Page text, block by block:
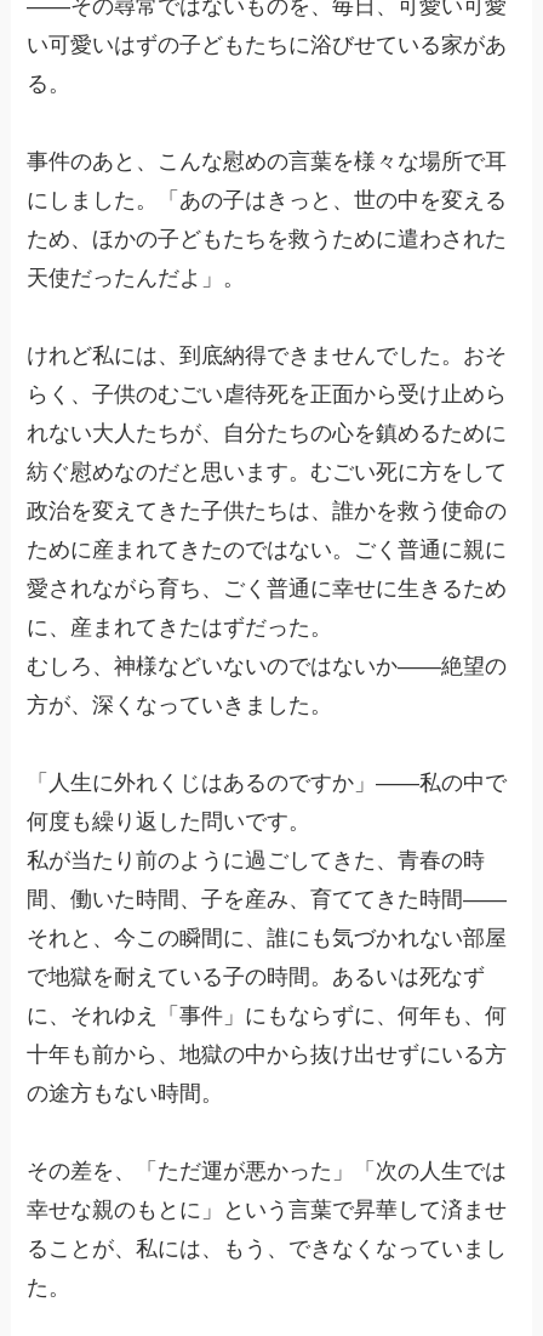
——その尋常ではないものを、毎日、可愛い可愛
い可愛いはずの子どもたちに浴びせている家があ
る。
事件のあと、こんな慰めの言葉を様々な場所で耳
にしました。「あの子はきっと、世の中を変える
ため、ほかの子どもたちを救うために遣わされた
天使だったんだよ」。
けれど私には、到底納得できませんでした。おそ
らく、子供のむごい虐待死を正面から受け止めら
れない大人たちが、自分たちの心を鎮めるために
紡ぐ慰めなのだと思います。むごい死に方をして
政治を変えてきた子供たちは、誰かを救う使命の
ために産まれてきたのではない。ごく普通に親に
愛されながら育ち、ごく普通に幸せに生きるため
に、産まれてきたはずだった。
むしろ、神様などいないのではないか——絶望の
方が、深くなっていきました。
「人生に外れくじはあるのですか」——私の中で
何度も繰り返した問いです。
私が当たり前のように過ごしてきた、青春の時
間、働いた時間、子を産み、育ててきた時間——
それと、今この瞬間に、誰にも気づかれない部屋
で地獄を耐えている子の時間。あるいは死なず
に、それゆえ「事件」にもならずに、何年も、何
十年も前から、地獄の中から抜け出せずにいる方
の途方もない時間。
その差を、「ただ運が悪かった」「次の人生では
幸せな親のもとに」という言葉で昇華して済ませ
ることが、私には、もう、できなくなっていまし
た。